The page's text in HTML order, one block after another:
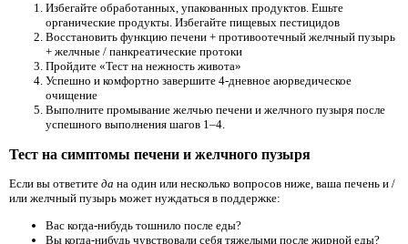
Избегайте обработанных, упакованных продуктов. Ешьте
органические продукты. Избегайте пищевых пестицидов
Восстановить функцию печени + противоотечный желчный пузырь
+ желчные / панкреатические протоки
Пройдите «Тест на нежность живота»
Успешно и комфортно завершите 4-дневное аюрведическое
очищение
Выполните промывание желчью печени и желчного пузыря после
успешного выполнения шагов 1–4.
Тест на симптомы печени и желчного пузыря
Если вы ответите да на один или несколько вопросов ниже, ваша печень и /
или желчный пузырь может нуждаться в поддержке:
Вас когда-нибудь тошнило после еды?
Вы когда-нибудь чувствовали себя тяжелыми после жирной еды?